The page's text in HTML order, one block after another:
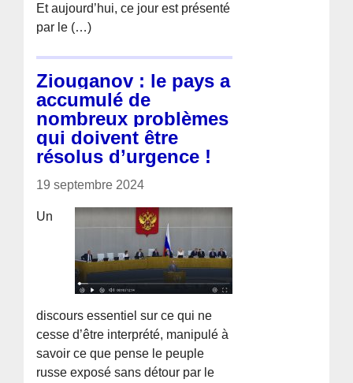
Et aujourd’hui, ce jour est présenté
par le (…)
Ziouganov : le pays a
accumulé de
nombreux problèmes
qui doivent être
résolus d’urgence !
19 septembre 2024
Un
discours essentiel sur ce qui ne
cesse d’être interprété, manipulé à
savoir ce que pense le peuple
russe exposé sans détour par le